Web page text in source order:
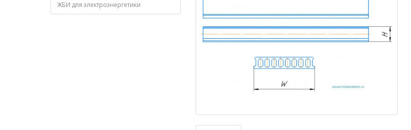
ЖБИ для электроэнергетики